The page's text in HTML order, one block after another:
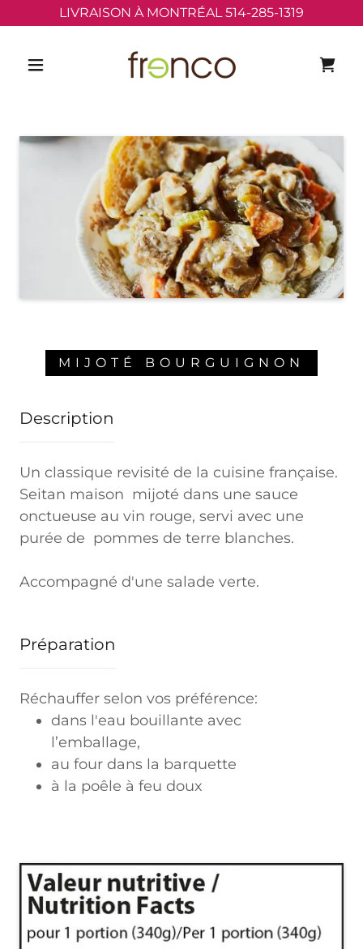
LIVRAISON À MONTRÉAL 514-285-1319
MIJOTÉ BOURGUIGNON
Description
Un classique revisité de la cuisine française.
Seitan maison mijoté dans une sauce
onctueuse au vin rouge, servi avec une
purée de pommes de terre blanches.
Accompagné d'une salade verte.
Préparation
Réchauffer selon vos préférence:
dans l'eau bouillante avec
l’emballage,
au four dans la barquette
à la poêle à feu doux